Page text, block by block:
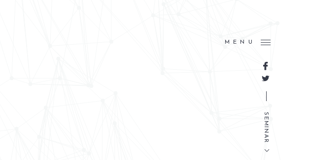
MENU
SEMINAR